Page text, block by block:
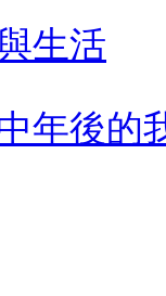
生活
年後的